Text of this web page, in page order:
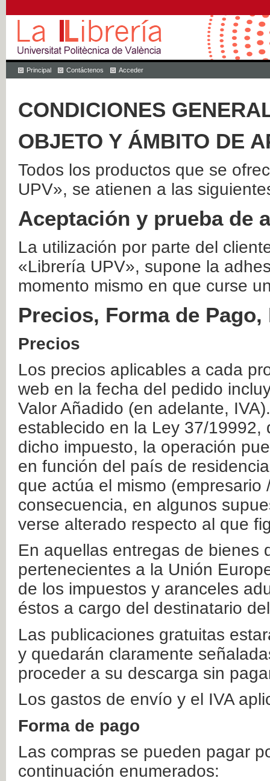
Principal Contáctenos Acceder
CONDICIONES
OBJETO Y ÁMBITO DE
Todos los productos que se
UPV», se atienen a las
Aceptación y prueba de
La utilización por parte del
«Librería UPV», supone la
momento mismo en que curse
Precios, Forma de
Precios
Los precios aplicables a cada
web en la fecha del pedido
Valor Añadido (en adelante,
establecido en la Ley 37/
dicho impuesto, la operación
en función del país de
que actúa el mismo
consecuencia, en algunos
verse alterado respecto al que
En aquellas entregas de bienes
pertenecientes a la Unión
de los impuestos y aranceles
éstos a cargo del destinatario
Las publicaciones gratuitas
y quedarán claramente
proceder a su descarga sin
Los gastos de envío y el IVA
Forma de pago
Las compras se pueden pagar
continuación enumerados: